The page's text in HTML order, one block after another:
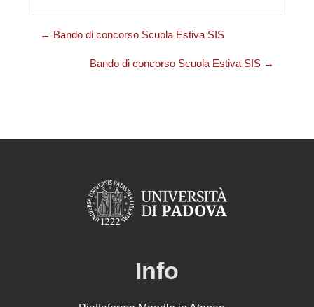
← Bando di concorso Scuola Estiva SIS
Bando di concorso Scuola Estiva SIS →
Info